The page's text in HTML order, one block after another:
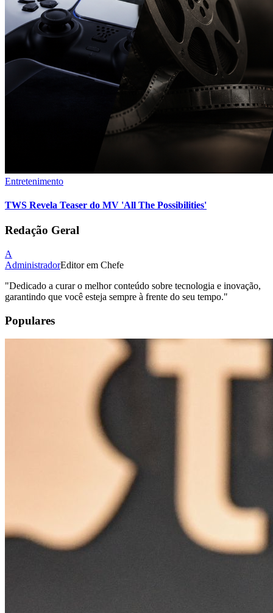
Entretenimento
TWS Revela Teaser do MV 'All The Possibilities'
Redação Geral
A
AdministradorEditor em Chefe
"Dedicado a curar o melhor conteúdo sobre tecnologia e inovação,
garantindo que você esteja sempre à frente do seu tempo."
Populares